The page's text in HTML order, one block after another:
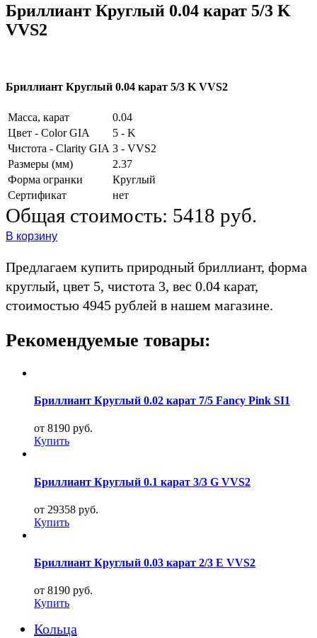
Бриллиант Круглый 0.04 карат 5/3 K
VVS2
Бриллиант Круглый 0.04 карат 5/3 K VVS2
Масса, карат
0.04
Цвет - Color GIA
5 - K
Чистота - Clarity GIA 3 - VVS2
Размеры (мм)
2.37
Форма огранки
Круглый
Сертификат
нет
Общая стоимость: 5418 руб.
В корзину
Предлагаем купить природный бриллиант, форма
круглый, цвет 5, чистота 3, вес 0.04 карат,
стоимостью 4945 рублей в нашем магазине.
Рекомендуемые товары:
Бриллиант Круглый 0.02 карат 7/5 Fancy Pink SI1
от 8190 руб.
Купить
Бриллиант Круглый 0.1 карат 3/3 G VVS2
от 29358 руб.
Купить
Бриллиант Круглый 0.03 карат 2/3 E VVS2
от 8190 руб.
Купить
Кольца